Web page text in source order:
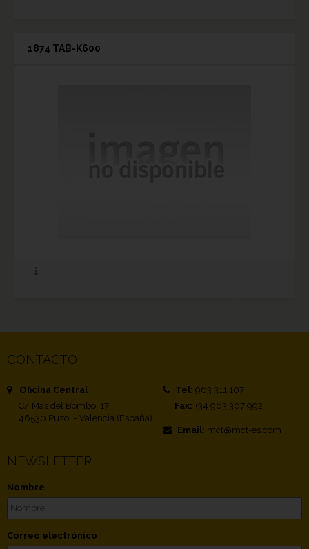
1874 TAB-K600
CONTACTO
Oficina Central
C/ Mas del Bombo, 17
46530 Puzol - Valencia (España)
Tel: 963 311 107
Fax: +34 963 307 992
Email: mct@mct-es.com
NEWSLETTER
Nombre
Correo electrónico